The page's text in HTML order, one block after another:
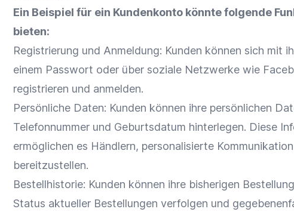
Ein Beispiel für ein Kundenkonto könnte folgende
bieten:
Registrierung und Anmeldung: Kunden können sich mit
einem Passwort oder über soziale Netzwerke wie
registrieren und anmelden.
Persönliche Daten: Kunden können ihre persönlichen
Telefonnummer und Geburtsdatum hinterlegen. Diese
ermöglichen es Händlern, personalisierte Kommunikation
bereitzustellen.
Bestellhistorie: Kunden können ihre bisherigen
Status aktueller Bestellungen verfolgen und